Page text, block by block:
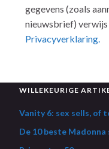
gegevens (zoals
nieuwsbrief)
Privacyverklaring.
WILLEKEURIGE
Vanity 6: sex sells, of
De 10 beste Madonna